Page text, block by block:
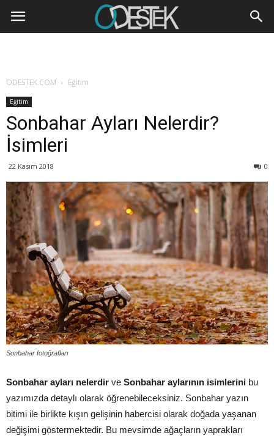
ODESTEK.COM Eğitim
Eğitim
Sonbahar Ayları Nelerdir?
İsimleri
22 Kasım 2018 0
Sonbahar fotoğrafları
Sonbahar ayları nelerdir ve Sonbahar aylarının isimlerini bu
yazımızda detaylı olarak öğrenebileceksiniz. Sonbahar yazın
bitimi ile birlikte kışın gelişinin habercisi olarak doğada yaşanan
değişimi göstermektedir. Bu mevsimde ağaçların yaprakları